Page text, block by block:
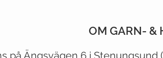
CUSTOMER CARE
OM GARN- &